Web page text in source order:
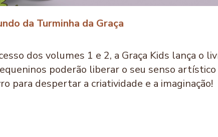
da Turminha da Graça
dos volumes 1 e 2, a Graça Kids lança o
poderão liberar o seu senso
para despertar a criatividade e a imaginação!